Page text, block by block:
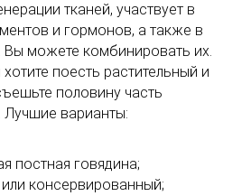
тканей, участвует в
и гормонов, а также в
можете комбинировать их.
поесть растительный и
половину часть
Лучшие варианты:
постная говядина;
консервированный;